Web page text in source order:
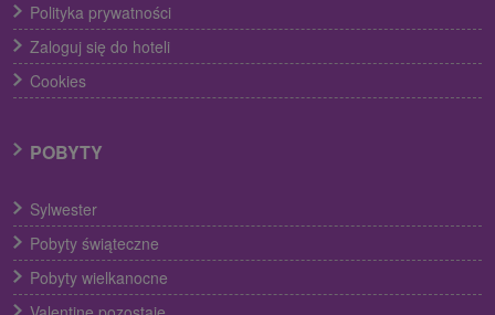
Polityka prywatności
Zaloguj się do hoteli
Cookies
POBYTY
Sylwester
Pobyty świąteczne
Pobyty wielkanocne